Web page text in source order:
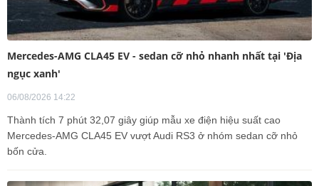
Mercedes-AMG CLA45 EV - sedan cỡ nhỏ nhanh nhất tại 'Địa
ngục xanh'
06/08/2026 14:22
Thành tích 7 phút 32,07 giây giúp mẫu xe điện hiệu suất cao
Mercedes-AMG CLA45 EV vượt Audi RS3 ở nhóm sedan cỡ nhỏ
bốn cửa.